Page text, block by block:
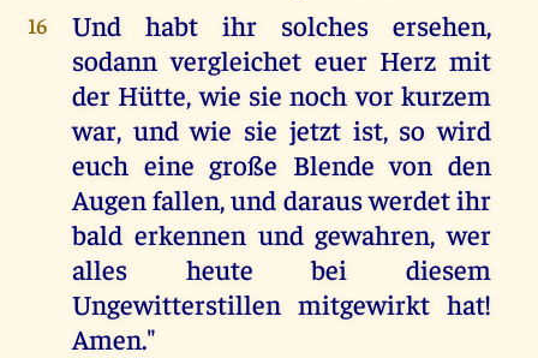
16
Und habt ihr solches ersehen,
sodann vergleichet euer Herz mit
der Hütte, wie sie noch vor kurzem
war, und wie sie jetzt ist, so wird
euch eine große Blende von den
Augen fallen, und daraus werdet ihr
bald erkennen und gewahren, wer
alles heute bei diesem
Ungewitterstillen mitgewirkt hat!
Amen."